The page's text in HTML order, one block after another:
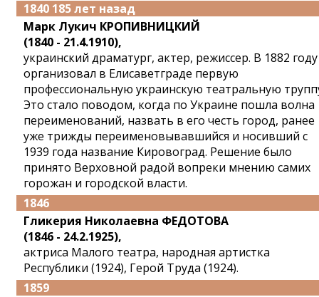
1840 185 лет назад
Марк Лукич КРОПИВНИЦКИЙ
(1840 - 21.4.1910),
украинский драматург, актер, режиссер. В 1882 году
организовал в Елисаветграде первую
профессиональную украинскую театральную
Это стало поводом, когда по Украине пошла волна
переименований, назвать в его честь город, ранее
уже трижды переименовывавшийся и носивший с
1939 года название Кировоград. Решение было
принято Верховной радой вопреки мнению самих
горожан и городской власти.
1846
Гликерия Николаевна ФЕДОТОВА
(1846 - 24.2.1925),
актриса Малого театра, народная артистка
Республики (1924), Герой Труда (1924).
1859